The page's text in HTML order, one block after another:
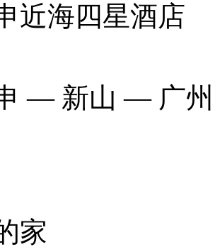
近海四星酒店
— 新山 — 广州
家